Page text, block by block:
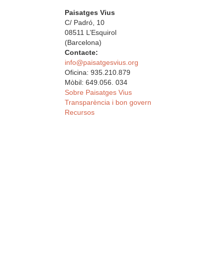
Paisatges Vius
C/ Padró, 10
08511 L’Esquirol
(Barcelona)
Contacte:
info@paisatgesvius.org
Oficina: 935.210.879
Mòbil: 649.056. 034
Sobre Paisatges Vius
Transparència i bon govern
Recursos